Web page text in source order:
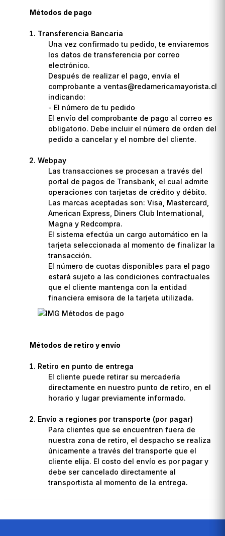
Métodos de pago
Transferencia Bancaria
Una vez confirmado tu pedido, te enviaremos
los datos de transferencia por correo
electrónico.
Después de realizar el pago, envía el
comprobante a ventas@redamericamayorista.cl
indicando:
- El número de tu pedido
El envío del comprobante de pago al correo es
obligatorio. Debe incluir el número de orden del
pedido a cancelar y el nombre del cliente.
Webpay
Las transacciones se procesan a través del
portal de pagos de Transbank, el cual admite
operaciones con tarjetas de crédito y débito.
Las marcas aceptadas son: Visa, Mastercard,
American Express, Diners Club International,
Magna y Redcompra.
El sistema efectúa un cargo automático en la
tarjeta seleccionada al momento de finalizar la
transacción.
El número de cuotas disponibles para el pago
estará sujeto a las condiciones contractuales
que el cliente mantenga con la entidad
financiera emisora de la tarjeta utilizada.
Métodos de retiro y envío
Retiro en punto de entrega
El cliente puede retirar su mercadería
directamente en nuestro punto de retiro, en el
horario y lugar previamente informado.
Envío a regiones por transporte (por pagar)
Para clientes que se encuentren fuera de
nuestra zona de retiro, el despacho se realiza
únicamente a través del transporte que el
cliente elija. El costo del envío es por pagar y
debe ser cancelado directamente al
transportista al momento de la entrega.